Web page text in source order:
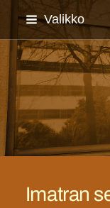
Siirry
sisältöön
Valikko
Imatran